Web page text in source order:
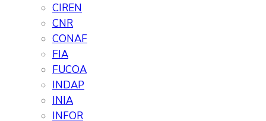
CIREN
CNR
CONAF
FIA
FUCOA
INDAP
INIA
INFOR